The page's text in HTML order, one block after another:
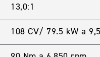
13,0:1
108 CV/ 79.5 kW a